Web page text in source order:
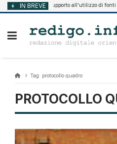
Vai
al
IN BREVE
Agosto 7, 2026 Supporto all’utilizzo di fonti
Tag: protocollo quadro
PROTOCOLLO